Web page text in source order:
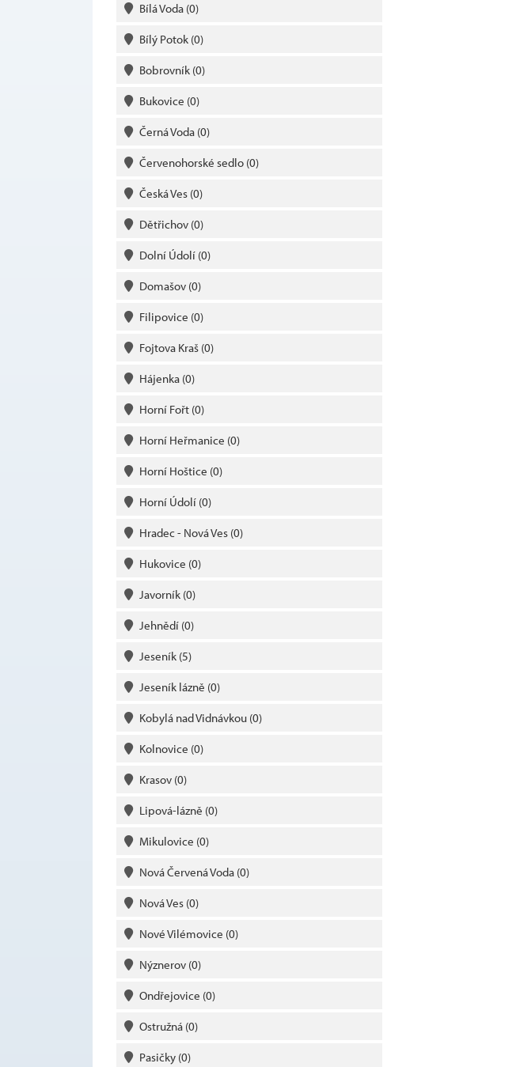
Bílá Voda (0)
Bílý Potok (0)
Bobrovník (0)
Bukovice (0)
Černá Voda (0)
Červenohorské sedlo (0)
Česká Ves (0)
Dětřichov (0)
Dolní Údolí (0)
Domašov (0)
Filipovice (0)
Fojtova Kraš (0)
Hájenka (0)
Horní Fořt (0)
Horní Heřmanice (0)
Horní Hoštice (0)
Horní Údolí (0)
Hradec - Nová Ves (0)
Hukovice (0)
Javorník (0)
Jehnědí (0)
Jeseník (5)
Jeseník lázně (0)
Kobylá nad Vidnávkou (0)
Kolnovice (0)
Krasov (0)
Lipová-lázně (0)
Mikulovice (0)
Nová Červená Voda (0)
Nová Ves (0)
Nové Vilémovice (0)
Nýznerov (0)
Ondřejovice (0)
Ostružná (0)
Pasičky (0)